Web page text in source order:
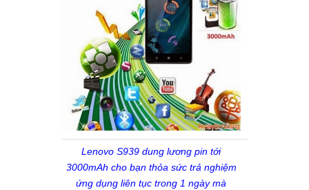
Lenovo S939 dung lương pin tới
3000mAh cho bạn thỏa sức trả nghiệm
ứng dụng liên tục trong 1 ngày mà